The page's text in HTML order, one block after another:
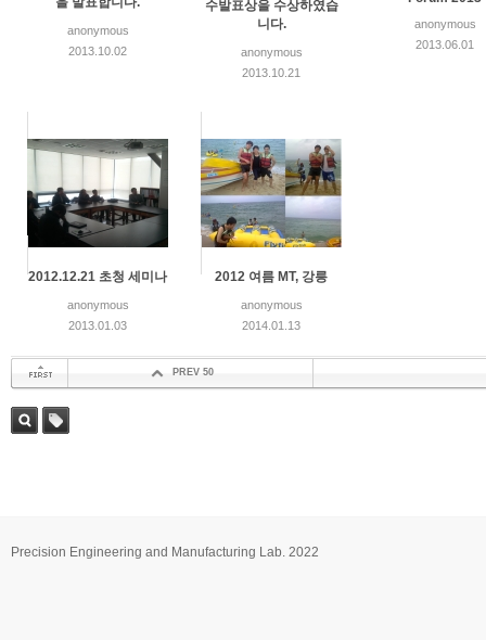
anonymous
2013.10.02
수발표상을 수상하였습
니다.
anonymous
2013.10.21
anonymous
2013.06.01
2012.12.21 초청 세미나
anonymous
2013.01.03
2012 여름 MT, 강릉
anonymous
2014.01.13
PREV 50
Precision Engineering and Manufacturing Lab. 2022